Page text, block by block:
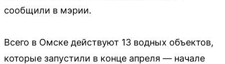
сообщили в мэрии.
Всего в Омске действуют 13 водных объектов,
которые запустили в конце апреля — начале